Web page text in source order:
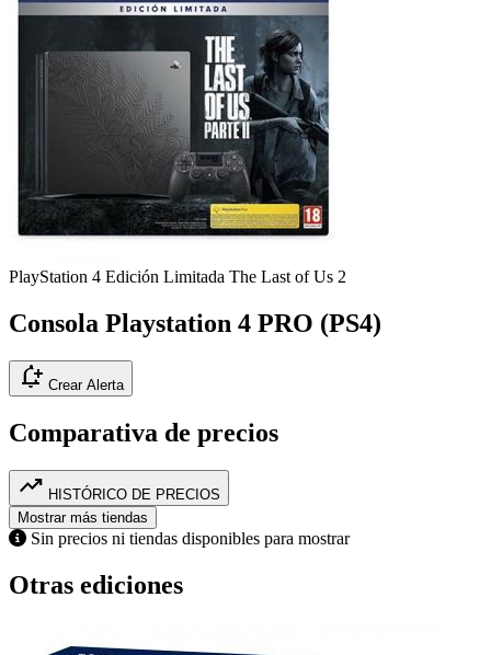
PlayStation 4 Edición Limitada The Last of Us 2
Consola Playstation 4 PRO (PS4)
notification_add Crear Alerta
Comparativa de precios
trending_up HISTÓRICO DE PRECIOS
Mostrar más tiendas
Sin precios ni tiendas disponibles para mostrar
Otras ediciones